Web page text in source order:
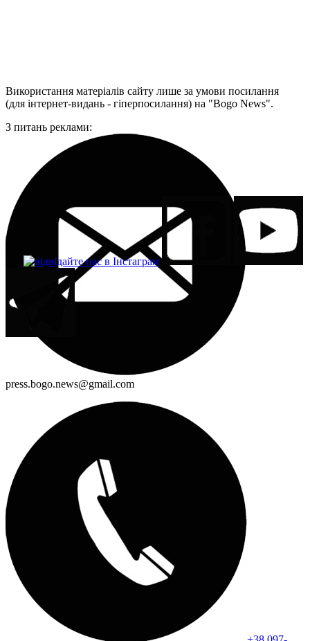
Використання матеріалів сайту лише за умови посилання
(для інтернет-видань - гіперпосилання) на "Bogo News".
З питань реклами:
press.bogo.news@gmail.com